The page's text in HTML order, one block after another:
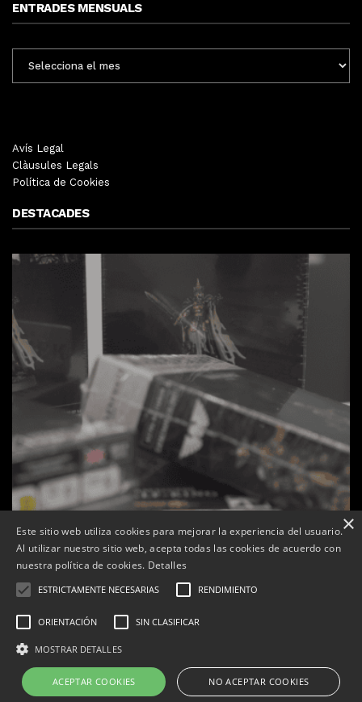
ENTRADES MENSUALS
MENSUALS
Avís Legal
Clàusules Legals
Política de Cookies
DESTACADES
La botiga L’K de Balaguer es converteix en nou punt
Correu electrònic:info@tarrega.tv
Telèfons: 648 45 71 14 | 669 32 28 46
×
Este sitio web utiliza cookies para mejorar la experiencia del usuario.
Al utilizar nuestro sitio web, acepta todas las cookies de acuerdo con
nuestra política de cookies. Detalles
ESTRICTAMENTE NECESARIAS RENDIMIENTO
ORIENTACIÓN SIN CLASIFICAR
MOSTRAR DETALLES
ACEPTAR COOKIES NO ACEPTAR COOKIES